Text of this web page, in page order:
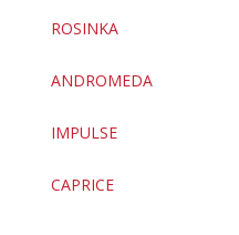
ROSINKA
ANDROMEDA
IMPULSE
CAPRICE